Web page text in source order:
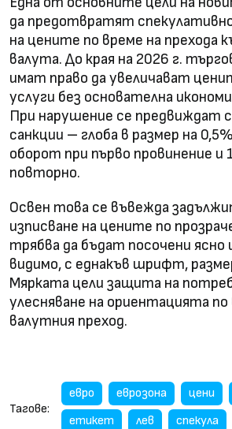
да предотвратят
на цените по време на прехода
валута. До края на 2026 г.
имат право да увеличават
услуги без основателна
При нарушение се предвиждат
санкции – глоба в размер на
оборот при първо провинение и
повторно.
Освен това се въвежда
изписване на цените по
трябва да бъдат посочени ясно
видимо, с еднакъв шрифт,
Мярката цели защита на
улесняване на ориентацията по
валутния преход.
Тагове:
евро еврозона цени
етикет
лев спекула